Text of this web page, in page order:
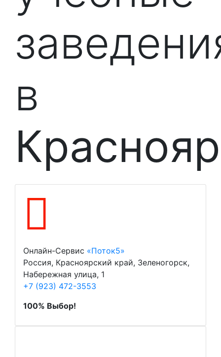
в
Онлайн-Сервис «Поток5»
Россия, Красноярский край, Зеленогорск,
Набережная улица, 1
+7 (923) 472-3553
100% Выбор!